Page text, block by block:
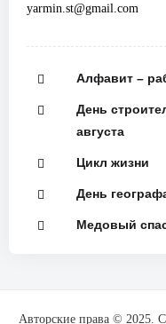
yarmin.st@gmail.com
Алфавит –
День
августа
Цикл жизни
День
Медовый
Авторские права © 2025.